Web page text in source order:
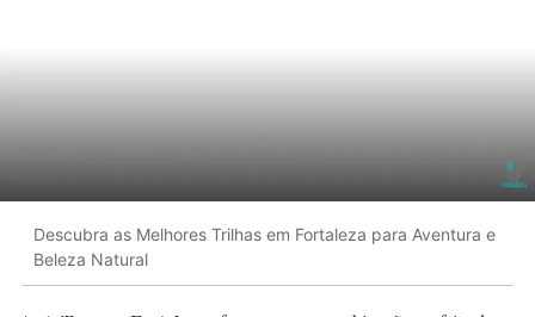
Descubra as Melhores Trilhas em Fortaleza para Aventura e
Beleza Natural